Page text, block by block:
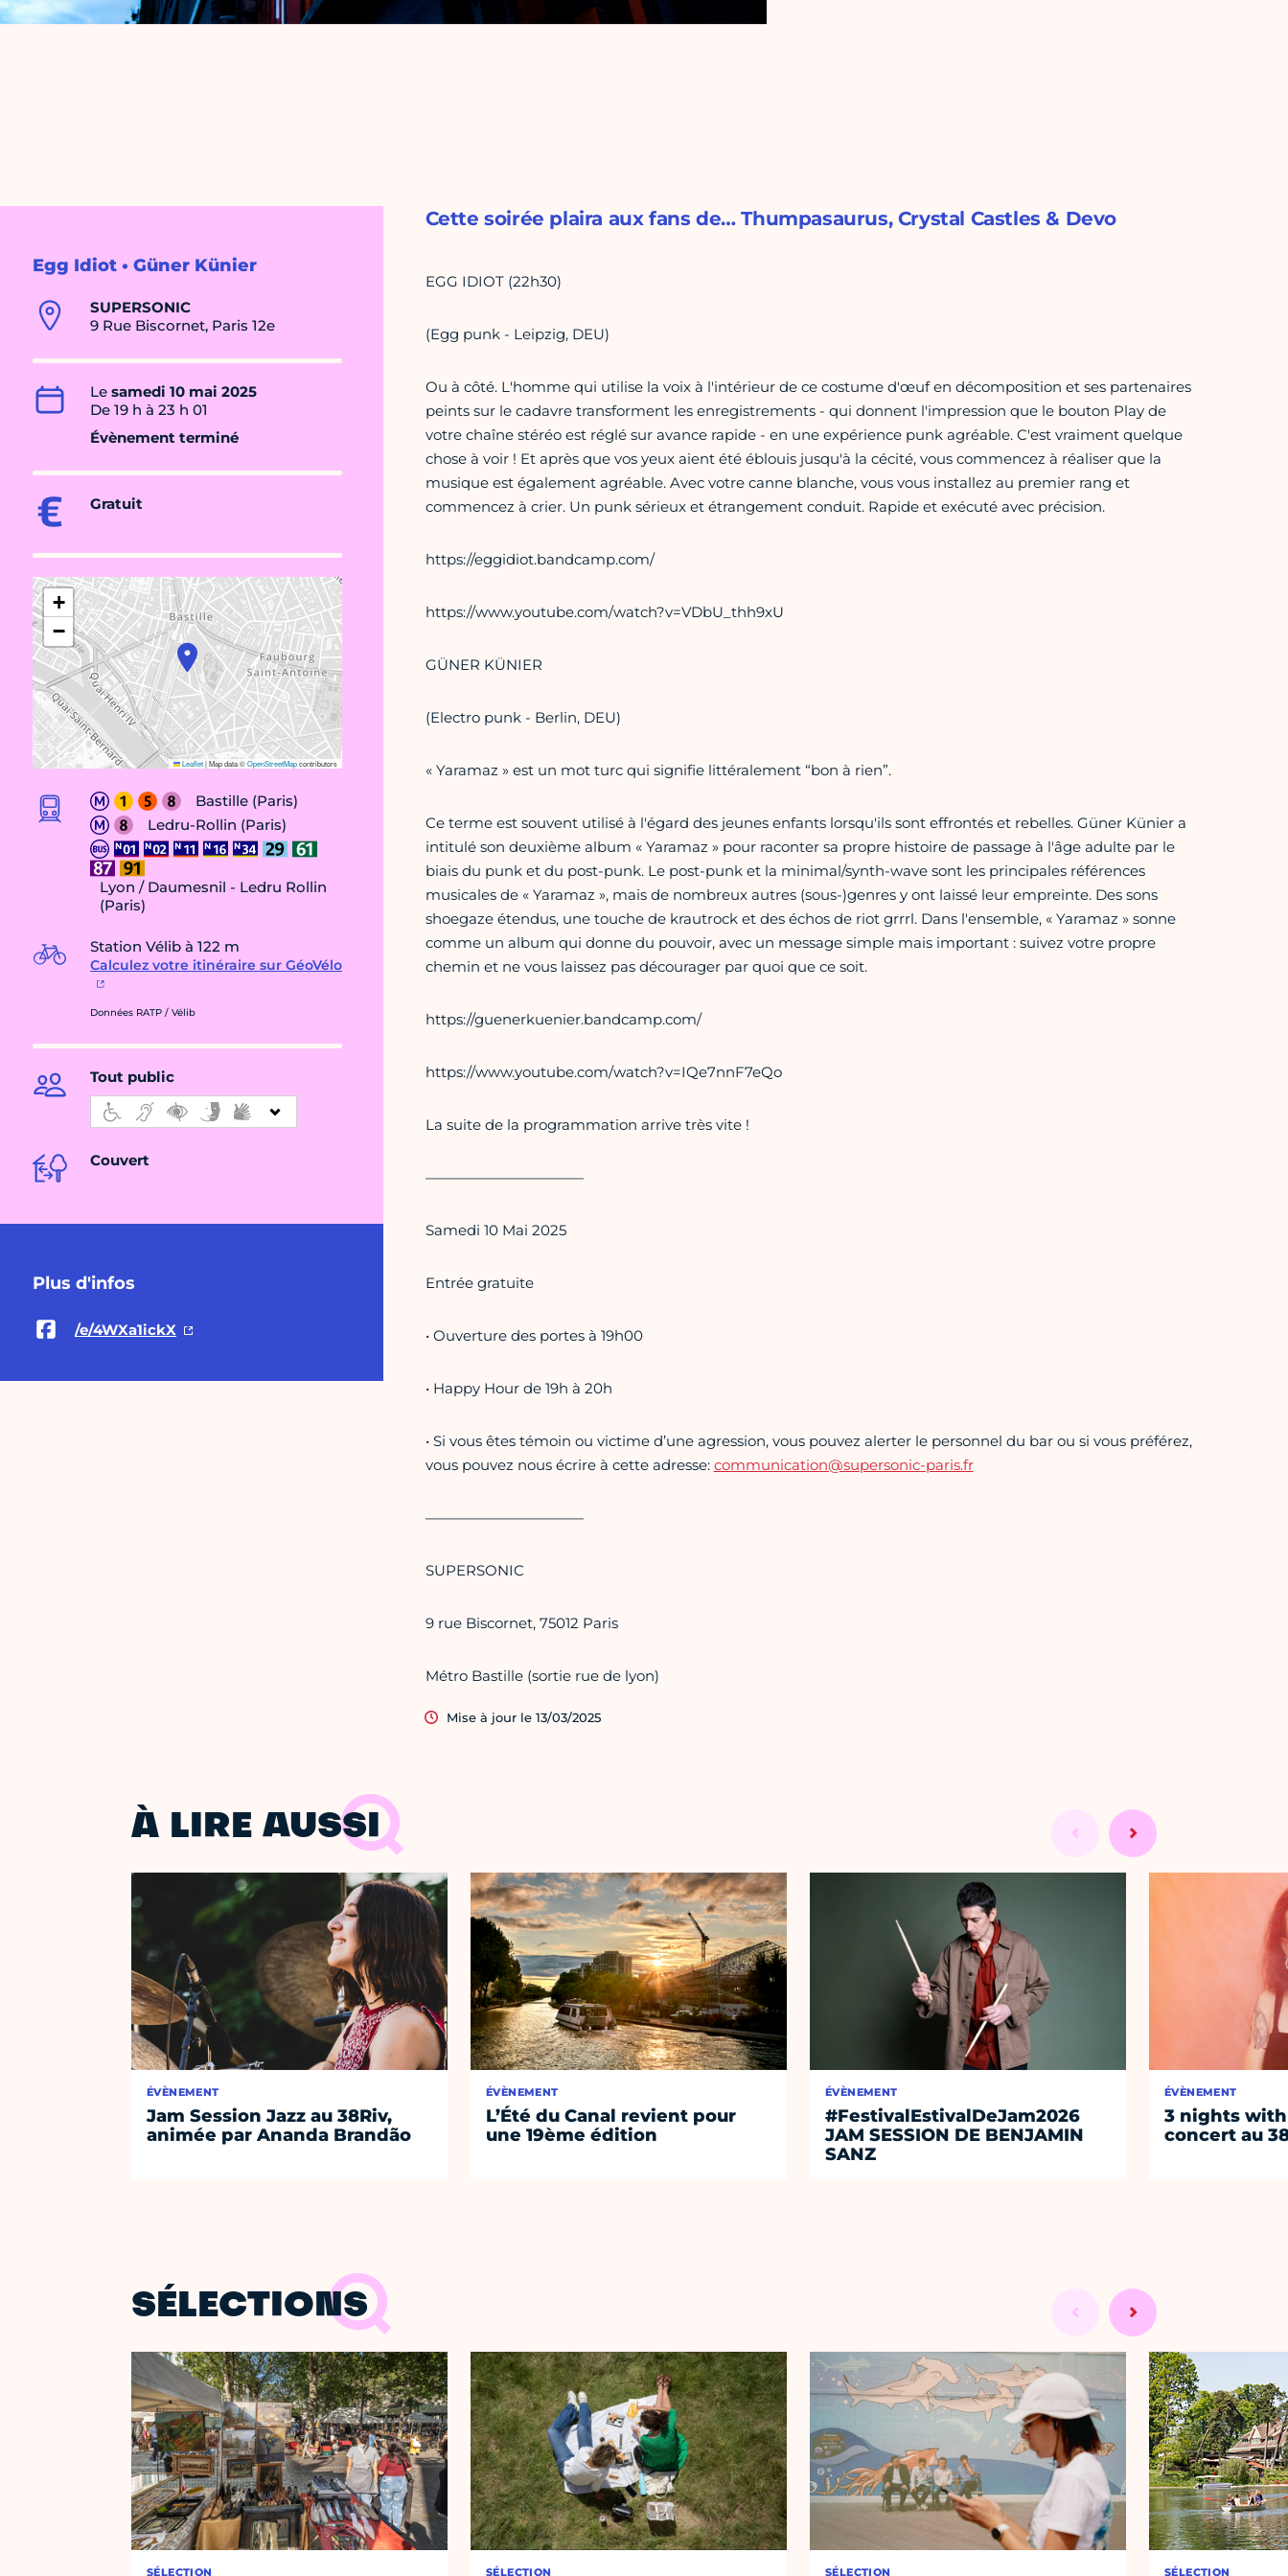
Egg Idiot • Güner Künier
SUPERSONIC
9 Rue Biscornet, Paris 12e
Le samedi 10 mai 2025
De 19 h à 23 h 01
Évènement terminé
Gratuit
+
−
Leaflet|Map data ©OpenStreetMapcontributors
Bastille (Paris)
Ledru-Rollin (Paris)
Lyon / Daumesnil - Ledru Rollin
(Paris)
Station Vélib à 122 m
Calculez votre itinéraire sur GéoVélo
Données RATP / Vélib
Tout public
Couvert
Plus d'infos
/e/4WXa1ickX
Cette soirée plaira aux fans de… Thumpasaurus, Crystal Castles & Devo
EGG IDIOT (22h30)
(Egg punk - Leipzig, DEU)
Ou à côté. L'homme qui utilise la voix à l'intérieur de ce costume d'œuf en décomposition et ses partenaires
peints sur le cadavre transforment les enregistrements - qui donnent l'impression que le bouton Play de
votre chaîne stéréo est réglé sur avance rapide - en une expérience punk agréable. C'est vraiment quelque
chose à voir ! Et après que vos yeux aient été éblouis jusqu'à la cécité, vous commencez à réaliser que la
musique est également agréable. Avec votre canne blanche, vous vous installez au premier rang et
commencez à crier. Un punk sérieux et étrangement conduit. Rapide et exécuté avec précision.
https://eggidiot.bandcamp.com/
https://www.youtube.com/watch?v=VDbU_thh9xU
GÜNER KÜNIER
(Electro punk - Berlin, DEU)
« Yaramaz » est un mot turc qui signifie littéralement “bon à rien”.
Ce terme est souvent utilisé à l'égard des jeunes enfants lorsqu'ils sont effrontés et rebelles. Güner Künier a
intitulé son deuxième album « Yaramaz » pour raconter sa propre histoire de passage à l'âge adulte par le
biais du punk et du post-punk. Le post-punk et la minimal/synth-wave sont les principales références
musicales de « Yaramaz », mais de nombreux autres (sous-)genres y ont laissé leur empreinte. Des sons
shoegaze étendus, une touche de krautrock et des échos de riot grrrl. Dans l'ensemble, « Yaramaz » sonne
comme un album qui donne du pouvoir, avec un message simple mais important : suivez votre propre
chemin et ne vous laissez pas décourager par quoi que ce soit.
https://guenerkuenier.bandcamp.com/
https://www.youtube.com/watch?v=IQe7nnF7eQo
La suite de la programmation arrive très vite !
———————————
Samedi 10 Mai 2025
Entrée gratuite
• Ouverture des portes à 19h00
• Happy Hour de 19h à 20h
• Si vous êtes témoin ou victime d’une agression, vous pouvez alerter le personnel du bar ou si vous préférez,
vous pouvez nous écrire à cette adresse: communication@supersonic-paris.fr
———————————
SUPERSONIC
9 rue Biscornet, 75012 Paris
Métro Bastille (sortie rue de lyon)
Mise à jour le 13/03/2025
À LIRE AUSSI
ÉVÈNEMENT
Jam Session Jazz au 38Riv,
animée par Ananda Brandão
ÉVÈNEMENT
L’Été du Canal revient pour
une 19ème édition
ÉVÈNEMENT
#FestivalEstivalDeJam2026
JAM SESSION DE BENJAMIN
SANZ
ÉVÈNEMENT
3 nights with
concert au
SÉLECTIONS
SÉLECTION SÉLECTION SÉLECTION SÉLECTION